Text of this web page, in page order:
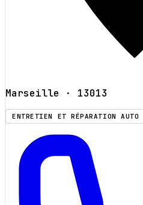
Marseille · 13013
ENTRETIEN ET RÉPARATION AUTO